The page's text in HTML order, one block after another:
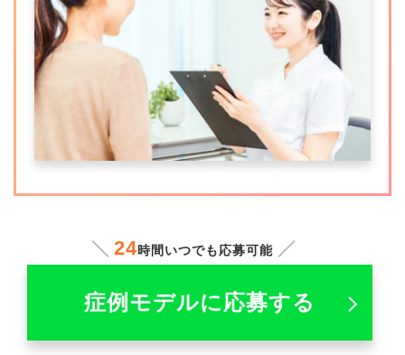
24時間いつでも応募可能
症例モデルに応募する